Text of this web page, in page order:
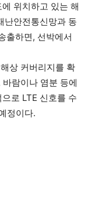
위치하고 있는 해
난안전통신망과 동
출하면, 선박에서
상 커버리지를 확
람이나 염분 등에
로 LTE 신호를 수
정이다.